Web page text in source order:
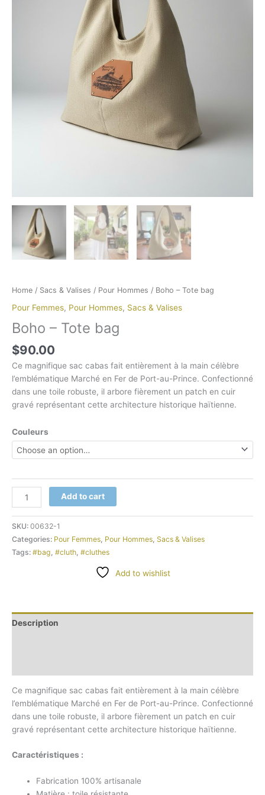
Home / Sacs & Valises / Pour Hommes / Boho – Tote bag
Pour Femmes, Pour Hommes, Sacs & Valises
Boho – Tote bag
$90.00
Ce magnifique sac cabas fait entièrement à la main célèbre
l’emblématique Marché en Fer de Port-au-Prince. Confectionné
dans une toile robuste, il arbore fièrement un patch en cuir
gravé représentant cette architecture historique haïtienne.
Couleurs
Add to cart
SKU: 00632-1
Categories: Pour Femmes, Pour Hommes, Sacs & Valises
Tags: #bag, #cluth, #cluthes
Add to wishlist
Description
Ce magnifique sac cabas fait entièrement à la main célèbre
l’emblématique Marché en Fer de Port-au-Prince. Confectionné
dans une toile robuste, il arbore fièrement un patch en cuir
gravé représentant cette architecture historique haïtienne.
Caractéristiques :
Fabrication 100% artisanale